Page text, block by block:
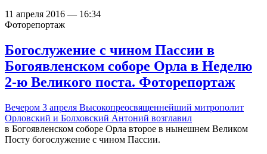
11 апреля 2016 — 16:34
Фоторепортаж
Богослужение с чином Пассии в
Богоявленском соборе Орла в Неделю
2-ю Великого поста. Фоторепортаж
Вечером 3 апреля Высокопреосвященнейший митрополит
Орловский и Болховский Антоний возглавил
в Богоявленском соборе Орла второе в нынешнем Великом
Посту богослужение с чином Пассии.